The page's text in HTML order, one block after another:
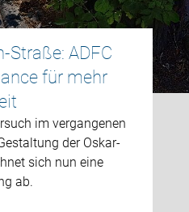
Straße: ADFC
für mehr
im vergangenen
der Oskar-
sich nun eine
ab.